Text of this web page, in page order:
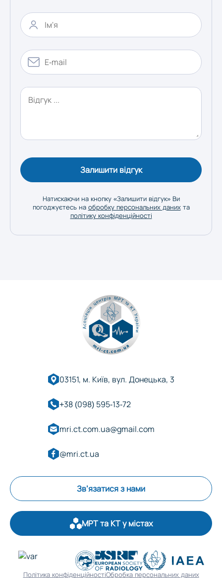
Суми
Тернопіль
Ужгород
Хмельницький
Залишити відгук
Натискаючи на кнопку «Залишити відгук» Ви
погоджуєтесь на обробку персональних данихта
політику конфіденційності
03151, м. Київ, вул. Донецька, 3
+38 (098) 595-13-72
mri.ct.com.ua@gmail.com
@mri.ct.ua
Зв’язатися з нами
МРТ та КТ у містах
Оберіть область:
Політика конфіденційностіОбробка персональних даних